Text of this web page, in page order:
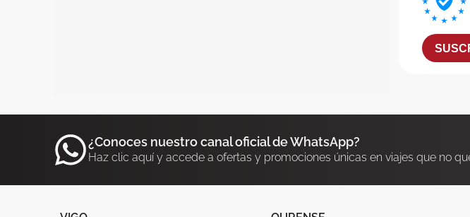
¿Conoces nuestro canal oficial de WhatsApp?
Haz clic aquí y accede a ofertas y promociones únicas en viajes que no